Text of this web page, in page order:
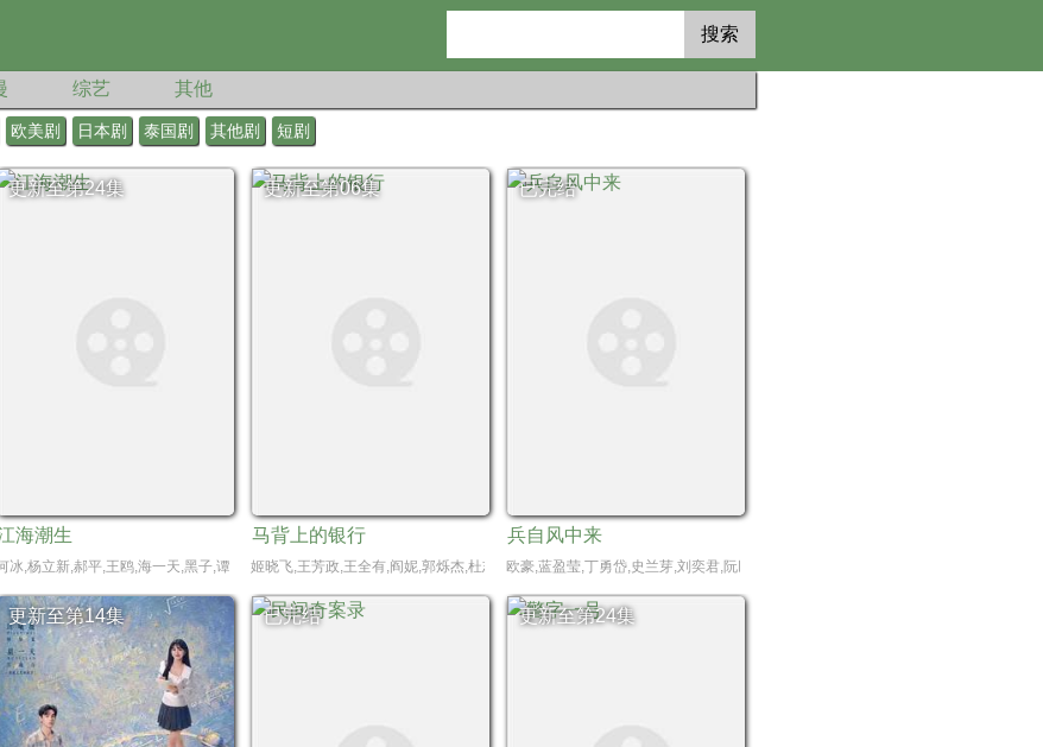
搜索
综艺 其他
欧美剧 日本剧 泰国剧 其他剧 短剧
更新至第24集
海潮生
冰,杨立新,郝平,王鸥,海一天,黑子,谭洋,焦刚,丁柳元,焉栩嘉,陈乔恩,刘佳,毕彦君,董勇,沈保平,何中华,刘向京,仁龙,周征波,李佳宁,张喜前,臧金生,徐僧,王建新,张风,刘蕾,
更新至第06集
马背上的银行
姬晓飞,王芳政,王全有,阎妮,郭烁杰,杜志国,郑卫莉,周舟 Zhou Zhou
已完结
兵自风中来
欧豪,蓝盈莹,丁勇岱,史兰芽,刘奕君,阮巨,李幼斌,侯勇,于景骁,王春宇,关亚军,杨舒,吴
更新至第14集 已完结 更新至第24集